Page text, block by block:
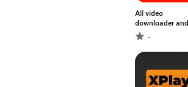
All video
downloader and
saver-